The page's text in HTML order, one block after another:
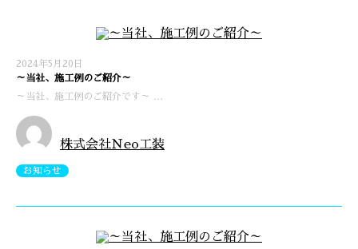
2024年5月20日
～当社、施工例のご紹介～
～当社、施工例のご紹介です～ …
株式会社Ｎeo工装
お知らせ